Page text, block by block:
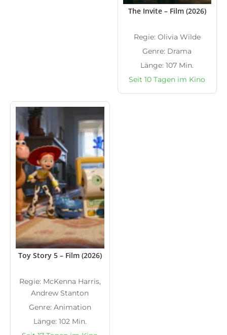
The Invite – Film (2026)
Regie: Olivia Wilde
Genre: Drama
Länge: 107 Min.
Seit 10 Tagen im Kino
Toy Story 5 – Film (2026)
Regie: McKenna Harris,
Andrew Stanton
Genre: Animation
Länge: 102 Min.